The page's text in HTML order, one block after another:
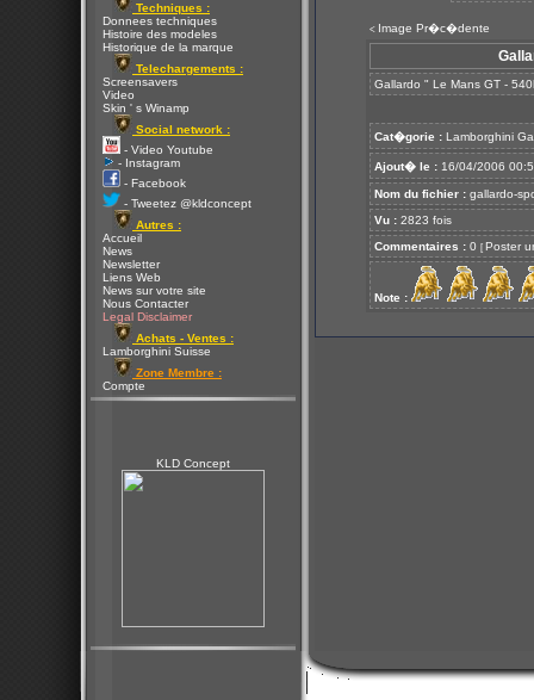
Techniques :
Donnees techniques
Histoire des modeles
Historique de la marque
Telechargements :
Screensavers
Video
Skin ' s Winamp
Social network :
- Video Youtube
- Instagram
- Facebook
- Tweetez @kldconcept
Autres :
Accueil
News
Newsletter
Liens Web
News sur votre site
Nous Contacter
Legal Disclaimer
Achats - Ventes :
Lamborghini Suisse
Zone Membre :
Compte
KLD Concept
< Image Pr�c�dente
Gallardo " Le Mans GT -
Cat�gorie : Lamborghini
Ajout� le : 16/04/2006
Nom du fichier : gallardo-
Vu : 2823 fois
Commentaires : 0 [ Poster
Note :